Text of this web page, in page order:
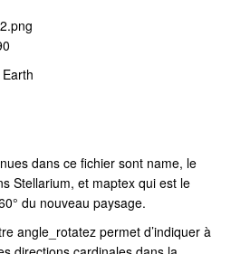
dans ce fichier sont name, le
Stellarium, et maptex qui est le
du nouveau paysage.
angle_rotatez permet d’indiquer à